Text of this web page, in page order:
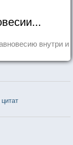
внутри и